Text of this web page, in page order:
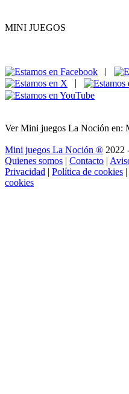
MINI JUEGOS
|
|
Ver Mini juegos La Noción en:
Mini juegos La Noción ® 2022
Quienes somos | Contacto |
Privacidad | Política de cookies |
cookies